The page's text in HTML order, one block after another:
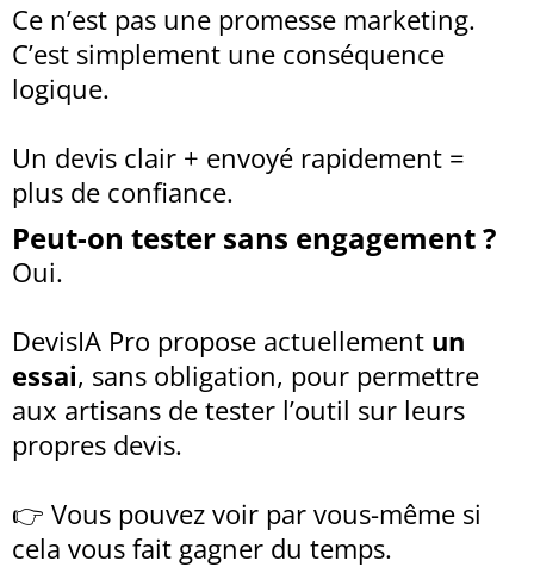
Ce n’est pas une promesse marketing.
C’est simplement une conséquence
logique.
Un devis clair + envoyé rapidement =
plus de confiance.
Peut-on tester sans engagement ?
Oui.
DevisIA Pro propose actuellement un
essai, sans obligation, pour permettre
aux artisans de tester l’outil sur leurs
propres devis.
👉 Vous pouvez voir par vous-même si
cela vous fait gagner du temps.